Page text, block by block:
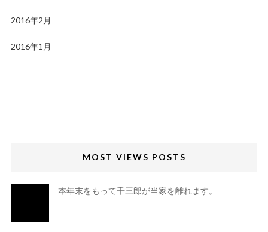
2016年2月
2016年1月
MOST VIEWS POSTS
本年末をもって千三郎が当家を離れます。